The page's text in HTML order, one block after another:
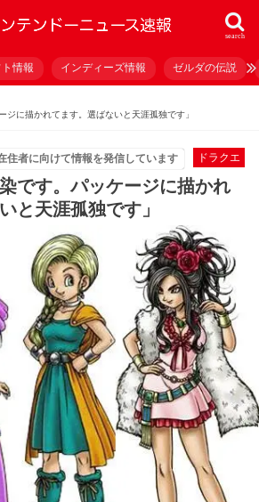
search
ト情報 インディーズ情報 ゼルダの伝説
ジに描かれてます。選ばないと天涯孤独です」
ドラクエ
住者に向けて情報を発信しています
です。パッケージに描かれ
と天涯孤独です」